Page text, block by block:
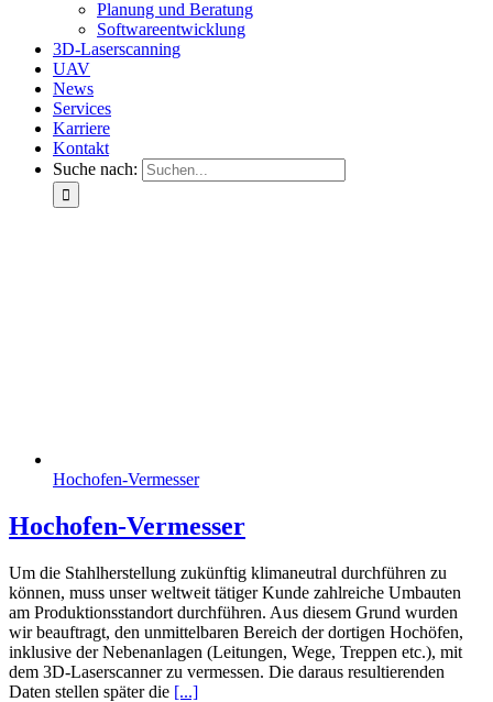
Planung und Beratung
Softwareentwicklung
3D-Laserscanning
UAV
News
Services
Karriere
Kontakt
Suche nach:
Hochofen-Vermesser
Hochofen-Vermesser
Um die Stahlherstellung zukünftig klimaneutral durchführen zu
können, muss unser weltweit tätiger Kunde zahlreiche Umbauten
am Produktionsstandort durchführen. Aus diesem Grund wurden
wir beauftragt, den unmittelbaren Bereich der dortigen Hochöfen,
inklusive der Nebenanlagen (Leitungen, Wege, Treppen etc.), mit
dem 3D-Laserscanner zu vermessen. Die daraus resultierenden
Daten stellen später die [...]